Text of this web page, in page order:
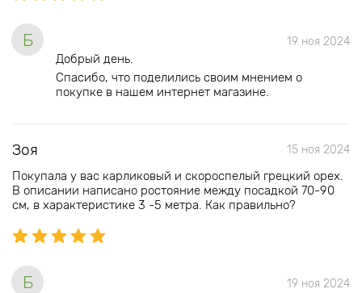
Б 19 ноя 2024
Добрый день.
Спасибо, что поделились своим мнением о
покупке в нашем интернет магазине.
Зоя 15 ноя 2024
Покупала у вас карликовый и скороспелый грецкий орех.
В описании написано ростояние между посадкой 70-90
см, в характеристике 3 -5 метра. Как правильно?
Б 19 ноя 2024